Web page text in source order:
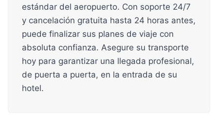
estándar del aeropuerto. Con soporte 24/7
y cancelación gratuita hasta 24 horas antes,
puede finalizar sus planes de viaje con
absoluta confianza. Asegure su transporte
hoy para garantizar una llegada profesional,
de puerta a puerta, en la entrada de su
hotel.